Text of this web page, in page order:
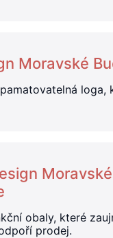
Moravské
loga,
Moravské
obaly, které
prodej.